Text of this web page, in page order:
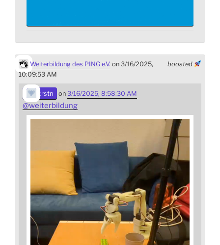
boosted
Weiterbildung des PING e.V. on 3/16/2025,
10:09:53 AM
crstn on 3/16/2025, 8:58:30 AM
@weiterbildung